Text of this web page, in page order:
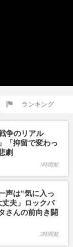
ランキング
争のリアル
「抑留で変わっ
劇
1時間前
声は“気に入っ
夫」ロックバ
さんの前向き闘
2時間前